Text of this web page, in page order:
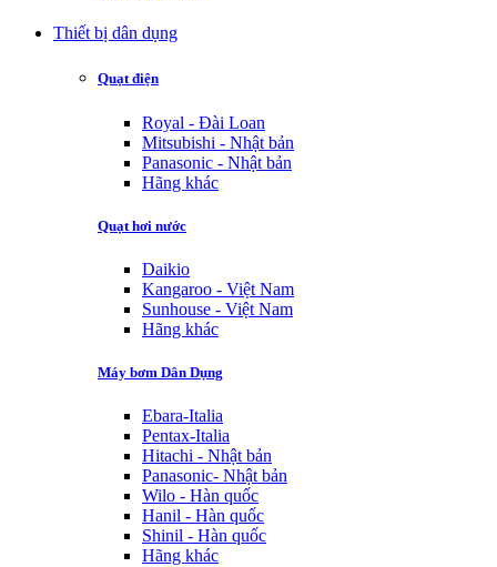
Thiết bị dân dụng
Quạt điện
Royal - Đài Loan
Mitsubishi - Nhật bản
Panasonic - Nhật bản
Hãng khác
Quạt hơi nước
Daikio
Kangaroo - Việt Nam
Sunhouse - Việt Nam
Hãng khác
Máy bơm Dân Dụng
Ebara-Italia
Pentax-Italia
Hitachi - Nhật bản
Panasonic- Nhật bản
Wilo - Hàn quốc
Hanil - Hàn quốc
Shinil - Hàn quốc
Hãng khác